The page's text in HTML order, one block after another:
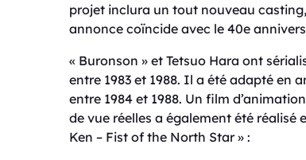
projet inclura un tout nouveau
annonce coïncide avec le 40e
« Buronson » et Tetsuo Hara ont
entre 1983 et 1988. Il a été adapté en
entre 1984 et 1988. Un film
de vue réelles a également été réalisé
Ken – Fist of the North Star » :